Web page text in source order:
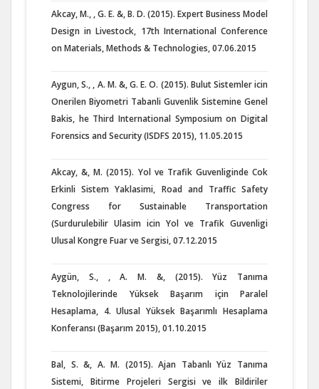
Akcay, M., , G. E. &, B. D. (2015). Expert Business Model
Design in Livestock, 17th International Conference
on Materials, Methods & Technologies, 07.06.2015
Aygun, S., , A. M. &, G. E. O. (2015). Bulut Sistemler icin
Onerilen Biyometri Tabanli Guvenlik Sistemine Genel
Bakis, he Third International Symposium on Digital
Forensics and Security (ISDFS 2015), 11.05.2015
Akcay, &, M. (2015). Yol ve Trafik Guvenliginde Cok
Erkinli Sistem Yaklasimi, Road and Traffic Safety
Congress for Sustainable Transportation
(Surdurulebilir Ulasim icin Yol ve Trafik Guvenligi
Ulusal Kongre Fuar ve Sergisi, 07.12.2015
Aygün, S., , A. M. &, (2015). Yüz Tanıma
Teknolojilerinde Yüksek Başarım için Paralel
Hesaplama, 4. Ulusal Yüksek Başarımlı Hesaplama
Konferansı (Başarım 2015), 01.10.2015
Bal, S. &, A. M. (2015). Ajan Tabanlı Yüz Tanıma
Sistemi, Bitirme Projeleri Sergisi ve ilk Bildiriler